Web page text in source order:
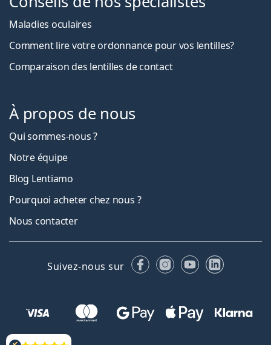
Maladies oculaires
Comment lire votre ordonnance pour vos lentilles?
Comparaison des lentilles de contact
À propos de nous
Qui sommes-nous ?
Notre équipe
Blog Lentiamo
Pourquoi acheter chez nous ?
Nous contacter
Suivez-nous sur FacebookInstagram
YouTubeLinkedIn